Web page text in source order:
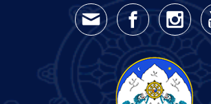
Skip to main content